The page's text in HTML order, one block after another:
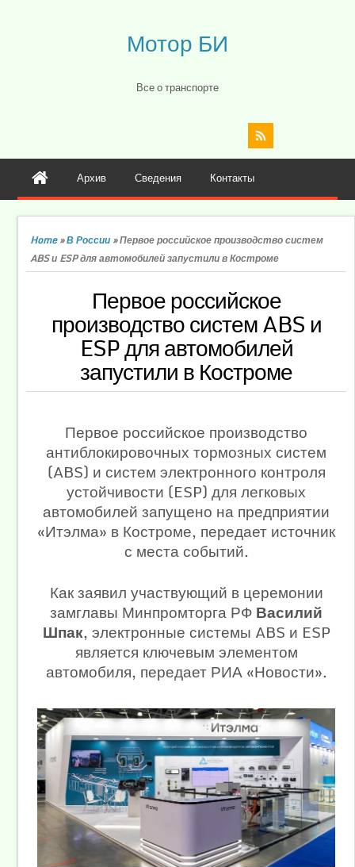
Мотор БИ
Все о транспорте
Архив Сведения Контакты
Home»В России »Первое российское производство систем
ABS и ESP для автомобилей запустили в Костроме
Первое российское
производство систем ABS и
ESP для автомобилей
запустили в Костроме
Первое российское производство
антиблокировочных тормозных систем
(ABS) и систем электронного контроля
устойчивости (ESP) для легковых
автомобилей запущено на предприятии
«Итэлма» в Костроме, передает источник
с места событий.
Как заявил участвующий в церемонии
замглавы Минпромторга РФ Василий
Шпак, электронные системы ABS и ESP
является ключевым элементом
автомобиля, передает РИА «Новости».